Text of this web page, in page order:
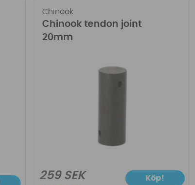
Chinook
Chinook tendon joint
20mm
259 SEK Köp!